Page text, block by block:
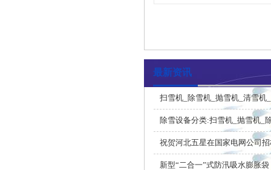
最新资讯
扫雪机_除雪机_抛雪机_清雪机
除雪设备分类:扫雪机_抛雪机_
祝贺河北五星在国家电网公司
新型“二合一”式防汛吸水膨胀袋